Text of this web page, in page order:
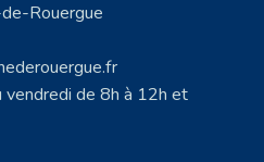
Rouergue
vendredi de 8h à 12h et